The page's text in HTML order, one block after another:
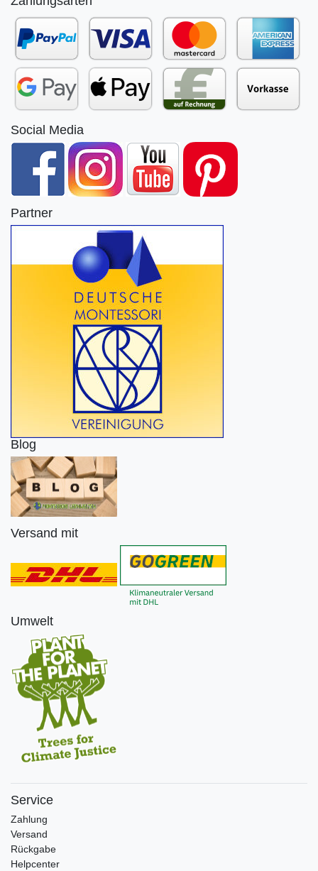
Social Media
Partner
Blog
Versand mit
Umwelt
Service
Zahlung
Versand
Rückgabe
Helpcenter